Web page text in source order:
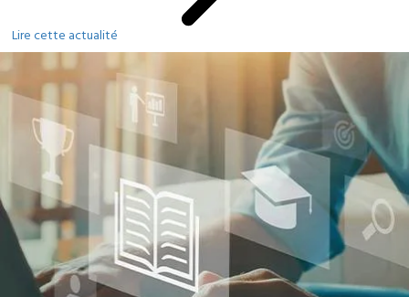
Lire cette actualité